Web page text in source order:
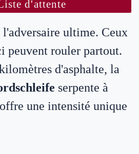
d'attente
ultime. Ceux
peuvent rouler partout.
d'asphalte, la
serpente à
une intensité unique